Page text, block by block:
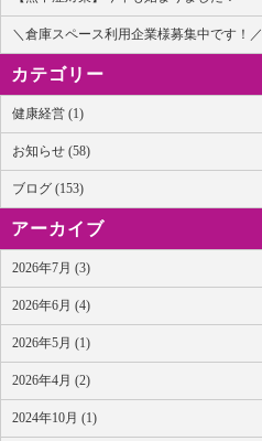
＼倉庫スペース利用企業様募集中です！／
カテゴリー
健康経営 (1)
お知らせ (58)
ブログ (153)
アーカイブ
2026年7月 (3)
2026年6月 (4)
2026年5月 (1)
2026年4月 (2)
2024年10月 (1)